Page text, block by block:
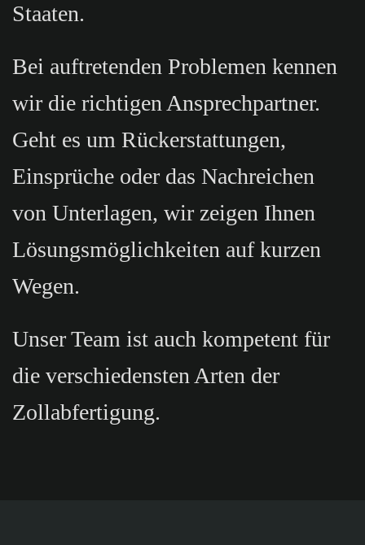
Staaten.
Bei auftretenden Problemen kennen
wir die richtigen Ansprechpartner.
Geht es um Rückerstattungen,
Einsprüche oder das Nachreichen
von Unterlagen, wir zeigen Ihnen
Lösungsmöglichkeiten auf kurzen
Wegen.
Unser Team ist auch kompetent für
die verschiedensten Arten der
Zollabfertigung.